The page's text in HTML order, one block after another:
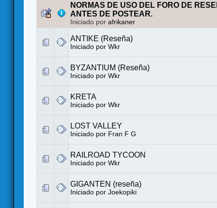
NORMAS DE USO DEL FORO DE
ANTES DE POSTEAR.
Iniciado por afrikaner
ANTIKE (Reseña)
Iniciado por Wkr
BYZANTIUM (Reseña)
Iniciado por Wkr
KRETA
Iniciado por Wkr
LOST VALLEY
Iniciado por Fran F G
RAILROAD TYCOON
Iniciado por Wkr
GIGANTEN (reseña)
Iniciado por Joekopiki